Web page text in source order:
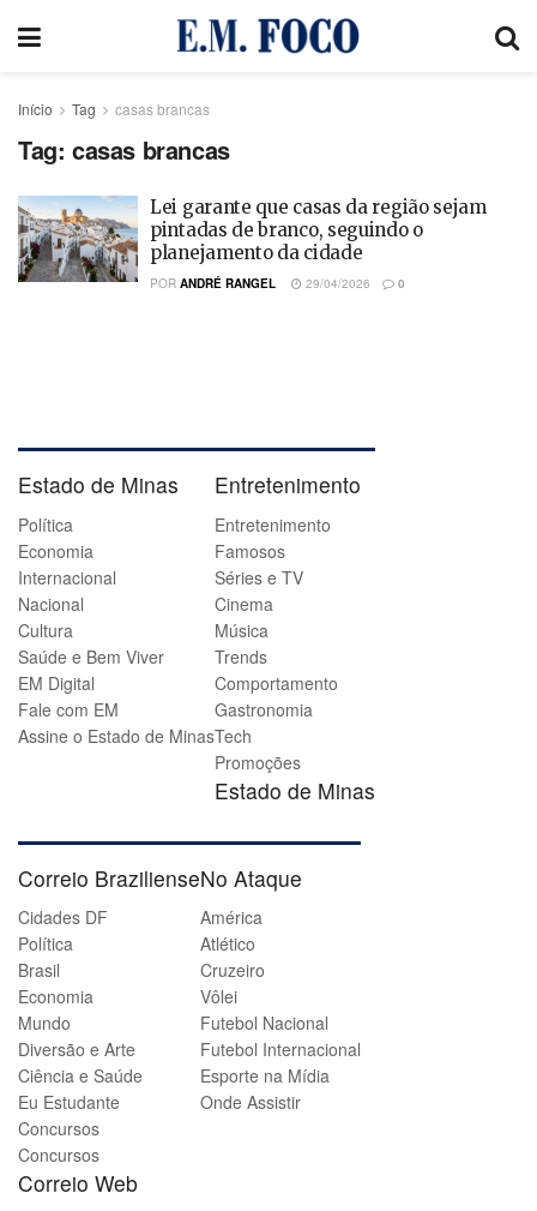
Início Tag casas brancas
Tag: casas brancas
Lei garante que casas da região sejam
pintadas de branco, seguindo o
planejamento da cidade
POR ANDRÉ RANGEL 29/04/2026 0
Estado de Minas
Política
Economia
Internacional
Nacional
Cultura
Saúde e Bem Viver
EM Digital
Fale com EM
Assine o Estado de Minas
Entretenimento
Entretenimento
Famosos
Séries e TV
Cinema
Música
Trends
Comportamento
Gastronomia
Tech
Promoções
Estado de Minas
Correio Braziliense
Cidades DF
Política
Brasil
Economia
Mundo
Diversão e Arte
Ciência e Saúde
Eu Estudante
Concursos
Concursos
Correio Web
No Ataque
América
Atlético
Cruzeiro
Vôlei
Futebol Nacional
Futebol Internacional
Esporte na Mídia
Onde Assistir